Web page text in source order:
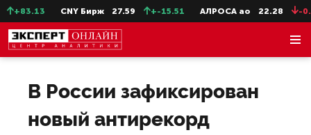
+83.13 CNY Бирж 27.59 +-15.51 АЛРОСА ао 22.28 -0.31
В России зафиксирован
новый антирекорд